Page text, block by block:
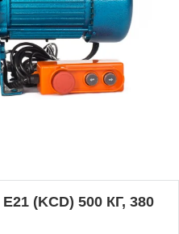
(KCD) 500 КГ, 380